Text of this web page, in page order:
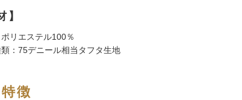
】
リエステル100％
：75デニール相当タフタ生地
徴